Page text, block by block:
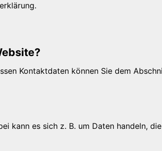
Kontaktdaten können Sie dem
kann es sich z. B. um Daten handeln,